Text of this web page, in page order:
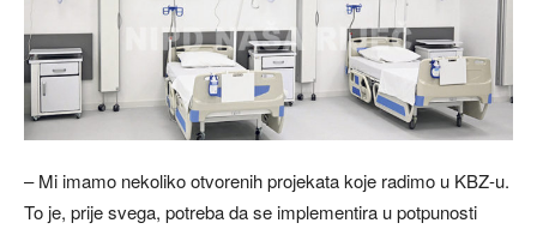
– Mi imamo nekoliko otvorenih projekata koje radimo u KBZ-u.
To je, prije svega, potreba da se implementira u potpunosti